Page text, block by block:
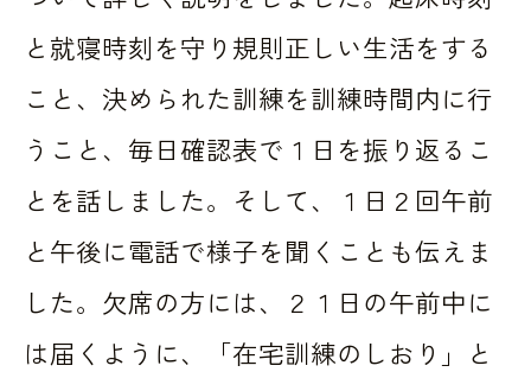
と就寝時刻を守り規則正しい生活をする
こと、決められた訓練を訓練時間内に行
うこと、毎日確認表で１日を振り返るこ
とを話しました。そして、１日２回午前
と午後に電話で様子を聞くことも伝えま
した。欠席の方には、２１日の午前中に
は届くように、「在宅訓練のしおり」と